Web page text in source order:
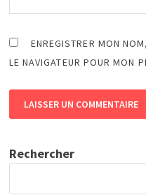
ENREGISTRER MON
LE NAVIGATEUR POUR MON
Rechercher